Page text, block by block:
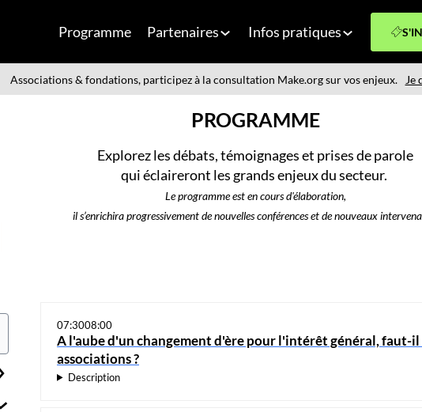
Programme Partenaires Infos pratiques
Associations & fondations, participez à la consultation Make.org sur vos enjeux. Je
PROGRAMME
Explorez les débats, témoignages et prises de parole
qui éclaireront les grands enjeux du secteur.
Le programme est en cours d'élaboration,
il s’enrichira progressivement de nouvelles conférences et de nouveaux
07:3008:00
A l'aube d'un changement d'ère pour l'intérêt général,
associations ?
Description